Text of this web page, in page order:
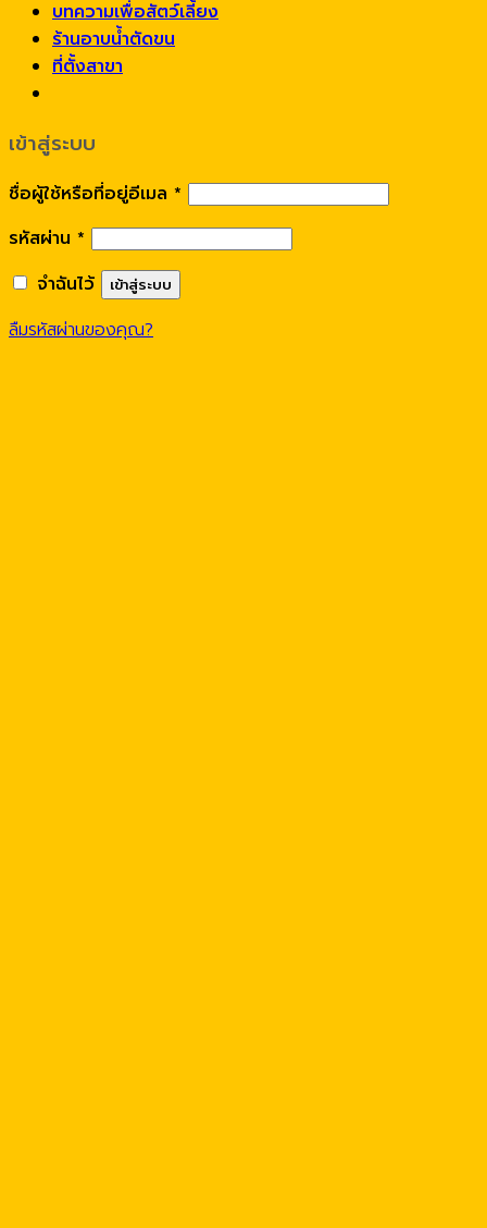
บทความเพื่อสัตว์เลี้ยง
ร้านอาบน้ำตัดขน
ที่ตั้งสาขา
เข้าสู่ระบบ
ชื่อผู้ใช้หรือที่อยู่อีเมล *
รหัสผ่าน *
จำฉันไว้
เข้าสู่ระบบ
ลืมรหัสผ่านของคุณ?